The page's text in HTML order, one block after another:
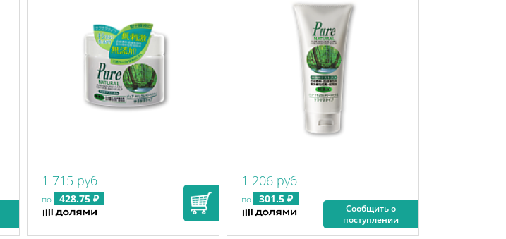
1 715 руб
по 428.75 ₽
1 206 руб
по 301.5 ₽
Сообщить о
поступлении